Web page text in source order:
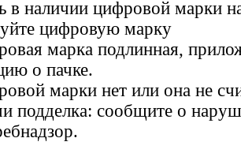
в наличии цифровой марки
цифровую марку
марка подлинная,
о пачке.
марки нет или она не
подделка: сообщите о